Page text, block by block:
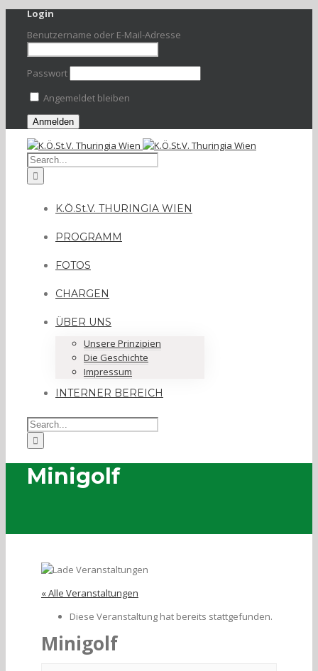
Login
Benutzername oder E-Mail-Adresse
Passwort
Angemeldet bleiben
K.Ö.St.V. THURINGIA WIEN
PROGRAMM
FOTOS
CHARGEN
ÜBER UNS
Unsere Prinzipien
Die Geschichte
Impressum
INTERNER BEREICH
Minigolf
« Alle Veranstaltungen
Diese Veranstaltung hat bereits stattgefunden.
Minigolf